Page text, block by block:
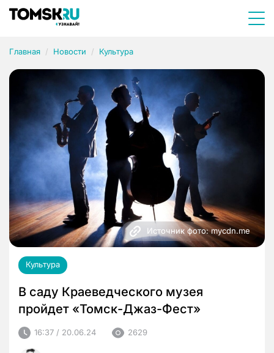
Главная Новости Культура
Источник фото: mycdn.me
Культура
В саду Краеведческого музея
пройдет «Томск-Джаз-Фест»
16:37 / 20.06.24 2629